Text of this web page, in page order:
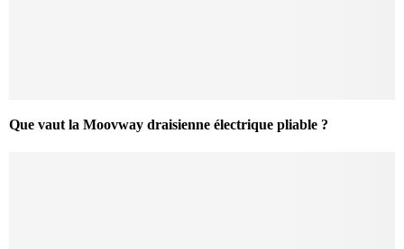
Que vaut la Moovway draisienne électrique pliable ?